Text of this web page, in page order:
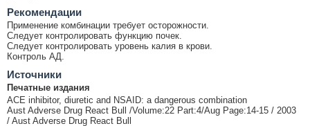
Рекомендации
Применение комбинации требует осторожности.
Следует контролировать функцию почек.
Следует контролировать уровень калия в крови.
Контроль АД.
Источники
Печатные издания
ACE inhibitor, diuretic and NSAID: a dangerous combination
Aust Adverse Drug React Bull /Volume:22 Part:4/Aug Page:14-15 / 2003
/ Aust Adverse Drug React Bull